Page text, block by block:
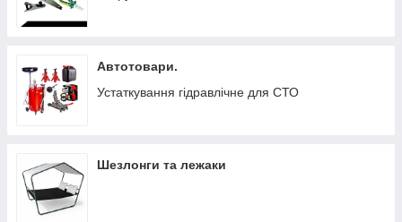
Автотовари.
Устаткування гідравлічне для СТО
Шезлонги та лежаки